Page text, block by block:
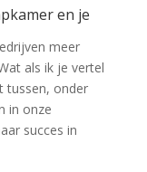
en je
meer
als ik je vertel
tussen, onder
in onze
succes in